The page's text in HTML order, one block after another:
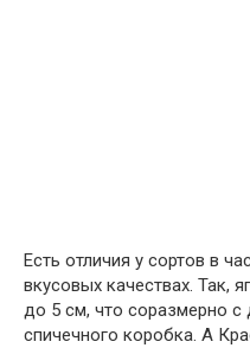
Есть отличия у сортов в
вкусовых качествах. Так,
до 5 см, что соразмерно с
спичечного коробка. А